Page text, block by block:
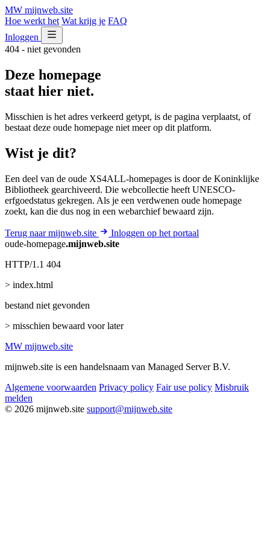
MW mijnweb.site
Hoe werkt het Wat krijg je FAQ
Inloggen
404 - niet gevonden
Deze homepage
staat hier niet.
Misschien is het adres verkeerd getypt, is de pagina verplaatst, of
bestaat deze oude homepage niet meer op dit platform.
Wist je dit?
Een deel van de oude XS4ALL-homepages is door de Koninklijke
Bibliotheek gearchiveerd. Die webcollectie heeft UNESCO-
erfgoedstatus gekregen. Als je een verdwenen oude homepage
zoekt, kan die dus nog in een webarchief bewaard zijn.
Terug naar mijnweb.site
Inloggen op het portaal
oude-homepage.mijnweb.site
HTTP/1.1 404
> index.html
bestand niet gevonden
> misschien bewaard voor later
MW mijnweb.site
mijnweb.site is een handelsnaam van Managed Server B.V.
Algemene voorwaarden Privacy policy Fair use policy Misbruik
melden
© 2026 mijnweb.site support@mijnweb.site